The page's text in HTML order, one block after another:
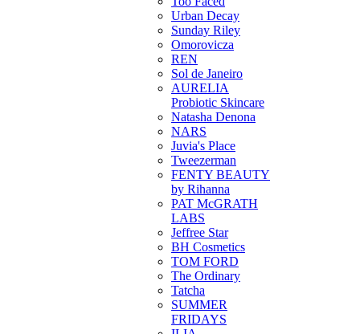
Urban Decay
Sunday Riley
Omorovicza
REN
Sol de Janeiro
AURELIA
Probiotic Skincare
Natasha Denona
NARS
Juvia's Place
Tweezerman
FENTY BEAUTY
by Rihanna
PAT McGRATH
LABS
Jeffree Star
BH Cosmetics
TOM FORD
The Ordinary
Tatcha
SUMMER
FRIDAYS